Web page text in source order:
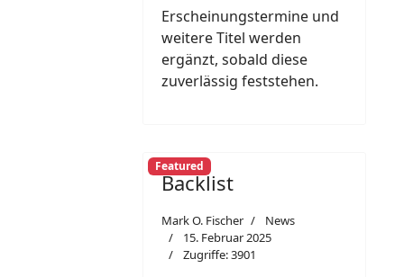
Erscheinungstermine und
weitere Titel werden
ergänzt, sobald diese
zuverlässig feststehen.
Featured
Backlist
Mark O. Fischer
News
15. Februar 2025
Zugriffe: 3901